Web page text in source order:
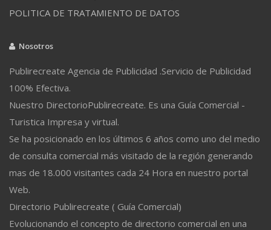
POLITICA DE TRATAMIENTO DE DATOS
Nosotros
Publirecreate Agencia de Publicidad .Servicio de Publicidad
100% Efectiva.
Nuestro DirectorioPublirecreate. Es una Guía Comercial -
Turistica Impresa y virtual.
Se ha posicionado en los últimos 6 años como uno del medio
de consulta comercial más visitado de la región generando
mas de 18.000 visitantes cada 24 Hora en nuestro portal
Web.
Directorio Publirecreate ( Guía Comercial)
Evolucionando el concepto de directorio comercial en una